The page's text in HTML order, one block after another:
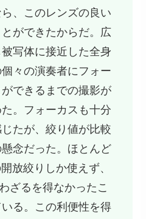
、このレンズの良い
ができたからだ。広
写体に接近した全身
々の演奏者にフォー
できるまでの撮影が
。フォーカスも十分
たが、絞り値が比較
念だった。ほとんど
放絞りしか使えず、
ざるを得なかったこ
る。この利便性を得